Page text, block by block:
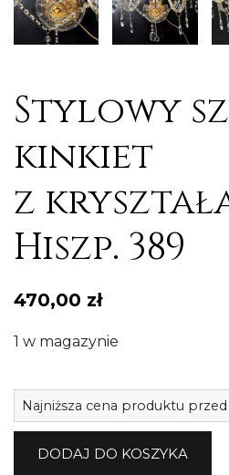
Stylowy
kinkiet
z
Hiszp. 389
470,00 zł
1 w magazynie
Najniższa cena produktu
DODAJ DO KOSZYKA